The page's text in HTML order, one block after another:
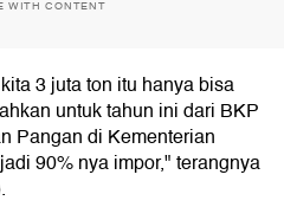
WITH CONTENT
3 juta ton itu hanya bisa
untuk tahun ini dari BKP
Pangan di Kementerian
90% nya impor," terangnya